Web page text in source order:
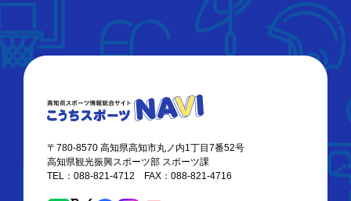
〒780-8570 高知県高知市丸ノ内1丁目7番52号
高知県観光振興スポーツ部 スポーツ課
TEL：088-821-4712 FAX：088-821-4716